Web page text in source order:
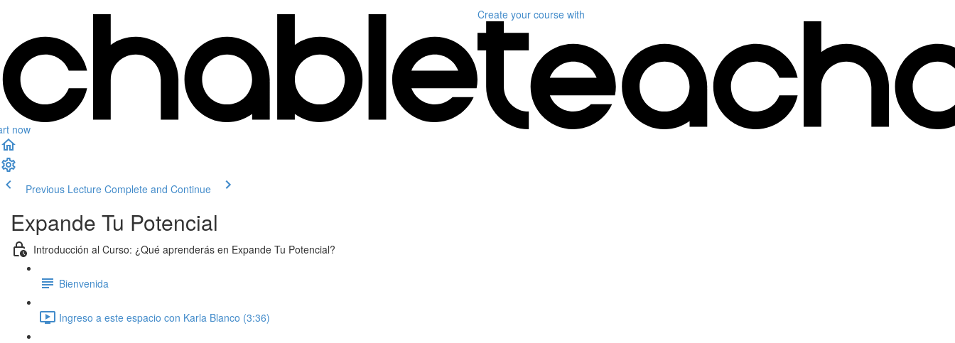
now
Create your course with
Previous Lecture Complete and Continue
Expande Tu Potencial
Introducción al Curso: ¿Qué aprenderás en Expande Tu Potencial?
Bienvenida
Ingreso a este espacio con Karla Blanco (3:36)